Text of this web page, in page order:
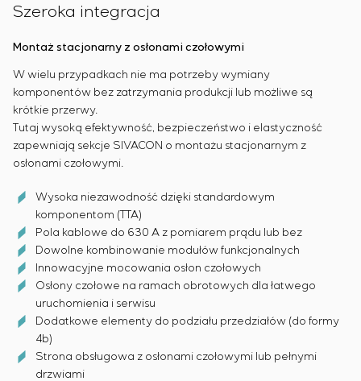
Szeroka integracja
Montaż stacjonarny z osłonami czołowymi
W wielu przypadkach nie ma potrzeby wymiany
komponentów bez zatrzymania produkcji lub możliwe są
krótkie przerwy.
Tutaj wysoką efektywność, bezpieczeństwo i elastyczność
zapewniają sekcje SIVACON o montażu stacjonarnym z
osłonami czołowymi.
Wysoka niezawodność dzięki standardowym
komponentom (TTA)
Pola kablowe do 630 A z pomiarem prądu lub bez
Dowolne kombinowanie modułów funkcjonalnych
Innowacyjne mocowania osłon czołowych
Osłony czołowe na ramach obrotowych dla łatwego
uruchomienia i serwisu
Dodatkowe elementy do podziału przedziałów (do formy
4b)
Strona obsługowa z osłonami czołowymi lub pełnymi
drzwiami